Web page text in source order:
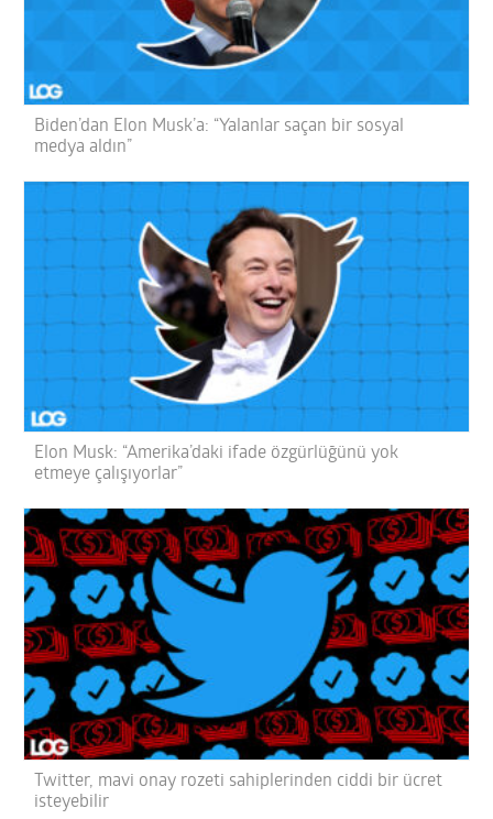
Biden’dan Elon Musk’a: “Yalanlar saçan bir sosyal
medya aldın”
Elon Musk: “Amerika’daki ifade özgürlüğünü yok
etmeye çalışıyorlar”
Twitter, mavi onay rozeti sahiplerinden ciddi bir ücret
isteyebilir